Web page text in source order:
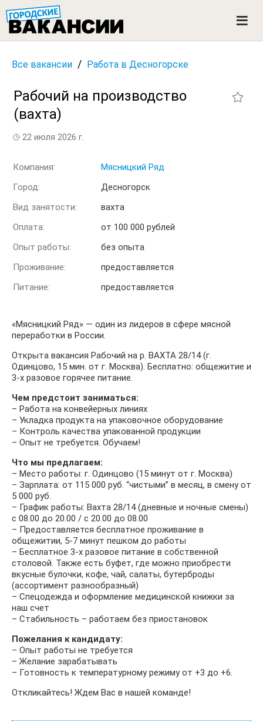
n
Все вакансии / Работа в Десногорске
Рабочий на производство
(вахта)
22 июля 2026 г.
Компания:
Мясницкий Ряд
Город:
Десногорск
Вид занятости:
вахта
Оплата:
от 100 000 рублей
Опыт работы:
без опыта
Проживание:
предоставляется
Питание:
предоставляется
«Мясницкий Ряд» — один из лидеров в сфере мясной
переработки в России.
Открыта вакансия Рабочий на р. ВАХТА 28/14 (г.
Одинцово, 15 мин. от г. Москва). Бесплатно: общежитие и
3-х разовое горячее питание.
Чем предстоит заниматься:
– Работа на конвейерных линиях
– Укладка продукта на упаковочное оборудование
– Контроль качества упакованной продукции
– Опыт не требуется. Обучаем!
Что мы предлагаем:
– Место работы: г. Одинцово (15 минут от г. Москва)
– Зарплата: от 115 000 руб. “чистыми” в месяц, в смену от
5 000 руб.
– График работы: Вахта 28/14 (дневные и ночные смены)
с 08.00 до 20.00 / с 20.00 до 08.00
– Предоставляется бесплатное проживание в
общежитии, 5-7 минут пешком до работы
– Бесплатное 3-х разовое питание в собственной
столовой. Также есть буфет, где можно приобрести
вкусные булочки, кофе, чай, салаты, бутерброды
(ассортимент разнообразный)
– Спецодежда и оформление медицинской книжки за
наш счет
– Стабильность – работаем без приостановок
Пожелания к кандидату:
– Опыт работы не требуется
– Желание зарабатывать
– Готовность к температурному режиму от +3 до +6.
Откликайтесь! Ждем Вас в нашей команде!